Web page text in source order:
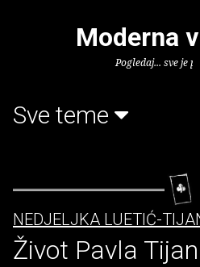
Moderna
Pogledaj... sve je
Sve teme
NEDJELJKA LUETIĆ-
Život Pavla